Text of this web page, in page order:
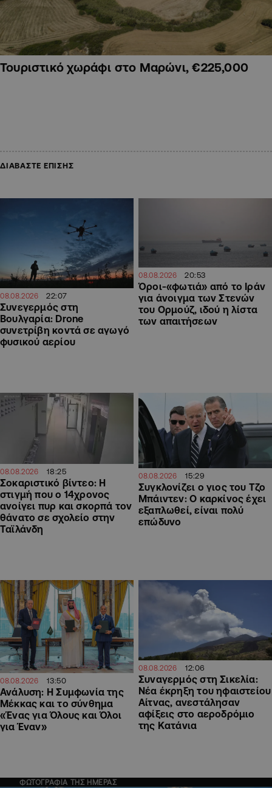
Τουριστικό χωράφι στο Μαρώνι, €225,000
ΔΙΑΒΑΣΤΕ ΕΠΙΣΗΣ
08.08.2026 22:07
Συνεγερμός στη
Βουλγαρία: Drone
συνετρίβη κοντά σε αγωγό
φυσικού αερίου
08.08.2026 20:53
Όροι-«φωτιά» από το Ιράν
για άνοιγμα των Στενών
του Ορμούζ, ιδού η λίστα
των απαιτήσεων
08.08.2026 18:25
Σοκαριστικό βίντεο: Η
στιγμή που ο 14χρονος
ανοίγει πυρ και σκορπά τον
θάνατο σε σχολείο στην
Ταϊλάνδη
08.08.2026 15:29
Συγκλονίζει ο γιος του Τζο
Μπάιντεν: Ο καρκίνος έχει
εξαπλωθεί, είναι πολύ
επώδυνο
08.08.2026 13:50
Ανάλυση: Η Συμφωνία της
Μέκκας και το σύνθημα
«Ένας για Όλους και Όλοι
για Έναν»
08.08.2026 12:06
Συναγερμός στη Σικελία:
Νέα έκρηξη του ηφαιστείου
Αίτνας, ανεστάλησαν
αφίξεις στο αεροδρόμιο
της Κατάνια
ΦΩΤΟΓΡΑΦΙΑ ΤΗΣ ΗΜΕΡΑΣ